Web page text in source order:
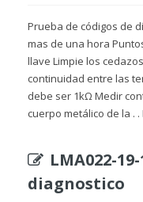
Prueba de códigos de
mas de una hora
llave Limpie los
continuidad entre las
debe ser 1kΩ Medir
cuerpo metálico de la . .
LMA022-
diagnostico